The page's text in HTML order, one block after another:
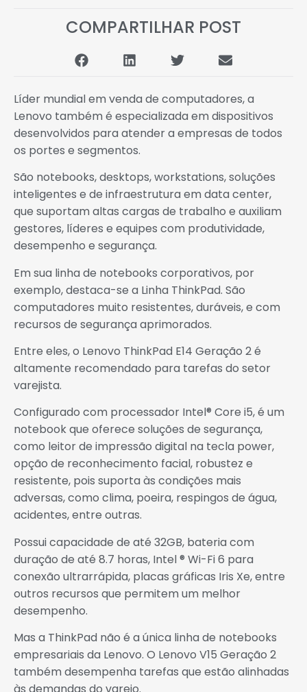
COMPARTILHAR POST
Líder mundial em venda de computadores, a
Lenovo também é especializada em dispositivos
desenvolvidos para atender a empresas de todos
os portes e segmentos.
São notebooks, desktops, workstations, soluções
inteligentes e de infraestrutura em data center,
que suportam altas cargas de trabalho e auxiliam
gestores, líderes e equipes com produtividade,
desempenho e segurança.
Em sua linha de notebooks corporativos, por
exemplo, destaca-se a Linha ThinkPad. São
computadores muito resistentes, duráveis, e com
recursos de segurança aprimorados.
Entre eles, o Lenovo ThinkPad E14 Geração 2 é
altamente recomendado para tarefas do setor
varejista.
Configurado com processador Intel® Core i5, é um
notebook que oferece soluções de segurança,
como leitor de impressão digital na tecla power,
opção de reconhecimento facial, robustez e
resistente, pois suporta às condições mais
adversas, como clima, poeira, respingos de água,
acidentes, entre outras.
Possui capacidade de até 32GB, bateria com
duração de até 8.7 horas, Intel ® Wi-Fi 6 para
conexão ultrarrápida, placas gráficas Iris Xe, entre
outros recursos que permitem um melhor
desempenho.
Mas a ThinkPad não é a única linha de notebooks
empresariais da Lenovo. O Lenovo V15 Geração 2
também desempenha tarefas que estão alinhadas